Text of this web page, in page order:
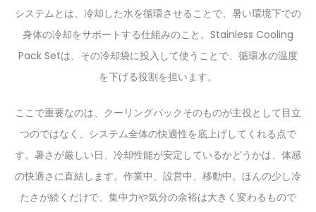
システムとは、冷却した水を循環させることで、暑い環境下での
身体の冷却をサポートする仕組みのこと。Stainless Cooling
Pack Setは、その冷却袋に投入して使うことで、循環水の温度
を下げる役割を担います。
ここで重要なのは、クーリングパックそのものが主役として目立
つのではなく、システム全体の快適性を底上げしてくれる点で
す。暑さが厳しい日、冷却性能が安定しているかどうかは、体感
の快適さに直結します。作業中、設営中、移動中。ほんの少し冷
たさが続くだけで、集中力や気分の余裕は大きく変わるもので